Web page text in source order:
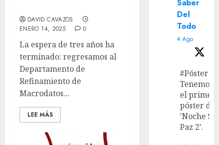
DAVID CAVAZOS
ENERO 14, 2025
0
La espera de tres años ha
terminado: regresamos al
Departamento de
Refinamiento de
Macrodatos...
LEE MÁS
Saber
Del
Todo
4 Ago
#Póster
Tenemos
el primer
póster de
'Noche
Paz 2'.